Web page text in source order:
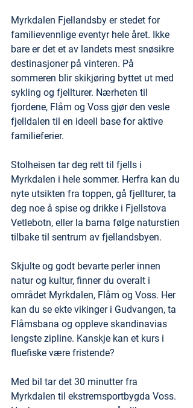
Myrkdalen Fjellandsby er stedet for
familievennlige eventyr hele året. Ikke
bare er det et av landets mest snøsikre
destinasjoner på vinteren. På
sommeren blir skikjøring byttet ut med
sykling og fjellturer. Nærheten til
fjordene, Flåm og Voss gjør den vesle
fjelldalen til en ideell base for aktive
familieferier.
Stolheisen tar deg rett til fjells i
Myrkdalen i hele sommer. Herfra kan du
nyte utsikten fra toppen, gå fjellturer, ta
deg noe å spise og drikke i Fjellstova
Vetlebotn, eller la barna følge naturstien
tilbake til sentrum av fjellandsbyen.
Skjulte og godt bevarte perler innen
natur og kultur, finner du overalt i
området Myrkdalen, Flåm og Voss. Her
kan du se ekte vikinger i Gudvangen, ta
Flåmsbana og oppleve skandinavias
lengste zipline. Kanskje kan et kurs i
fluefiske være fristende?
Med bil tar det 30 minutter fra
Myrkdalen til ekstremsportbygda Voss.